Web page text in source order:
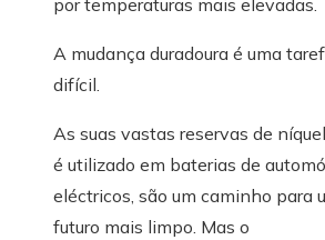
por temperaturas mais elevadas.
A mudança duradoura é uma
difícil.
As suas vastas reservas de
é utilizado em baterias de
eléctricos, são um caminho para
futuro mais limpo. Mas o